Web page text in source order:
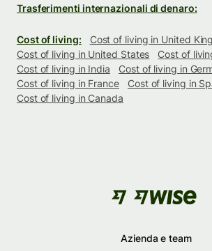
Trasferimenti internazionali di denaro:
Cost of living:
Cost of living in United
Cost of living in United States
Cost of
Cost of living in India
Cost of living in
Cost of living in France
Cost of living in
Cost of living in Canada
Azienda e team